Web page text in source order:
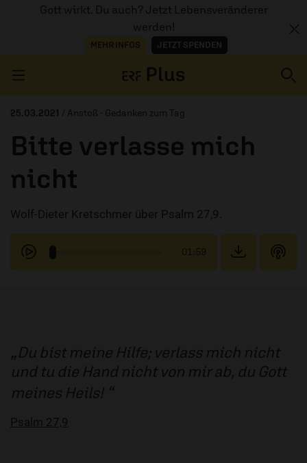
Gott wirkt. Du auch? Jetzt Lebensveränderer
werden!
MEHR INFOS JETZT SPENDEN
AUDIOTHEK
PROGRAMM
MITMACHEN
25.03.2021 / Anstoß - Gedanken zum Tag
Bitte verlasse mich
nicht
Wolf-Dieter Kretschmer über Psalm 27,9.
01:59
Du bist meine Hilfe; verlass mich nicht
und tu die Hand nicht von mir ab, du Gott
meines Heils!
Psalm 27,9